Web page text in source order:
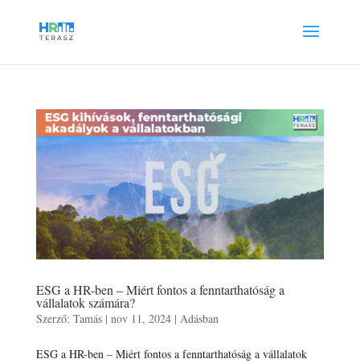
ESG a HR-ben – Miért fontos a fenntarthatóság a
vállalatok számára?
Szerző: Tamás| nov 11, 2024| Adásban
ESG a HR-ben – Miért fontos a fenntarthatóság a vállalatok